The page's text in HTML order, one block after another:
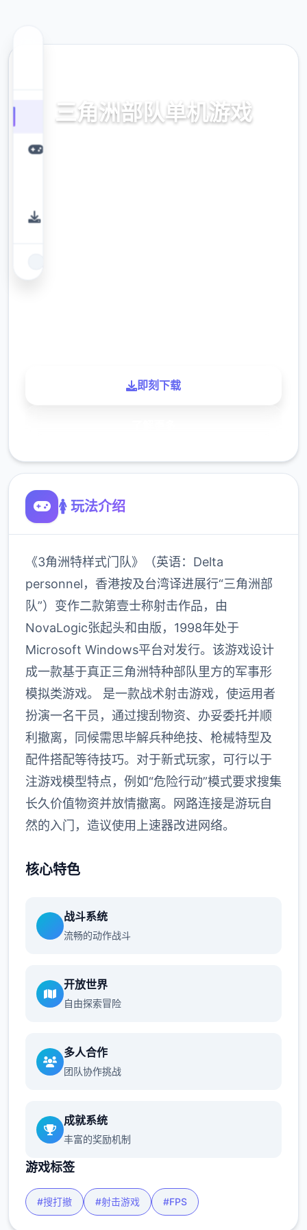
三角洲部队单机游戏
即刻下载
🚺 玩法介绍
《3角洲特样式门队》（英语：Delta
personnel，香港按及台湾译进展行“三角洲部
队”）变作二款第壹士称射击作品，由
NovaLogic张起头和由版，1998年处于
Microsoft Windows平台对发行。该游戏设计
成一款基于真正三角洲特种部队里方的军事形
模拟类游戏。 是一款战术射击游戏，使运用者
扮演一名干员，通过搜刮物资、办妥委托并顺
利撤离，同候需思毕解兵种绝技、枪械特型及
配件搭配等待技巧。对于新式玩家，可行以于
注游戏模型特点，例如“危险行动”模式要求搜集
长久价值物资并放情撤离。网路连接是游玩自
然的入门，造议使用上速器改进网络。
核心特色
战斗系统
流畅的动作战斗
开放世界
自由探索冒险
多人合作
团队协作挑战
成就系统
丰富的奖励机制
游戏标签
#搜打撤 #射击游戏 #FPS